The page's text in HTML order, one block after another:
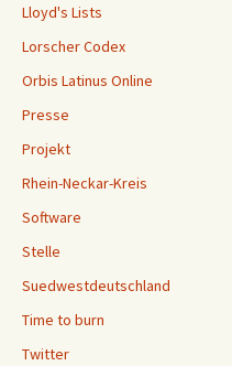
Lloyd's Lists
Lorscher Codex
Orbis Latinus Online
Presse
Projekt
Rhein-Neckar-Kreis
Software
Stelle
Suedwestdeutschland
Time to burn
Twitter